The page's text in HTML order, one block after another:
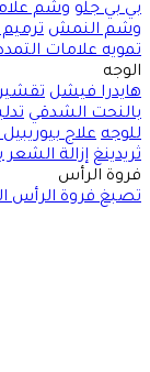
بي بي جلو وشم
وشم النمش ترميم
تمويه علامات
الوجه
هايدرا فيشل
بالنحت الشدقي
للوجه علاج
ثريدينغ إزالة
فروة الرأس
تصبغ فروة الرأس